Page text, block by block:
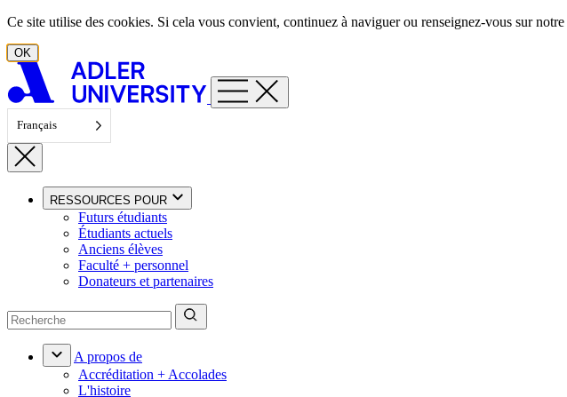
Aller au contenu
Ce site utilise des cookies. Si cela vous convient, continuez à naviguer ou renseignez-vous sur notre
OK
Français
RESSOURCES POUR
Futurs étudiants
Étudiants actuels
Anciens élèves
Faculté + personnel
Donateurs et partenaires
A propos de
Accréditation + Accolades
L'histoire